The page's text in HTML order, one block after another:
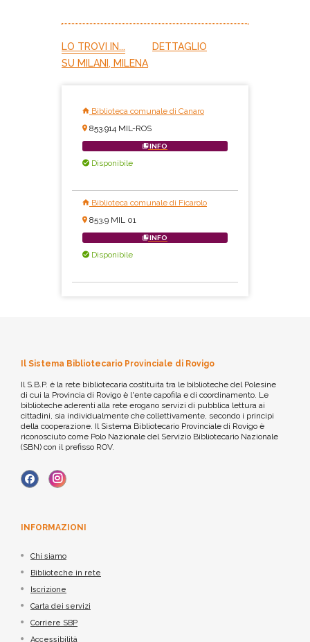
LO TROVI IN...
DETTAGLIO
SU MILANI, MILENA
Biblioteca comunale di Canaro
853.914 MIL-ROS
INFO
Disponibile
Biblioteca comunale di Ficarolo
853.9 MIL 01
INFO
Disponibile
Il Sistema Bibliotecario Provinciale di Rovigo
Il S.B.P. è la rete bibliotecaria costituita tra le biblioteche del Polesine
di cui la Provincia di Rovigo è l'ente capofila e di coordinamento. Le
biblioteche aderenti alla rete erogano servizi di pubblica lettura ai
cittadini, sia individualmente che collettivamente, secondo i principi
della cooperazione. Il Sistema Bibliotecario Provinciale di Rovigo è
riconosciuto come Polo Nazionale del Servizio Bibliotecario Nazionale
(SBN) con il prefisso ROV.
INFORMAZIONI
Chi siamo
Biblioteche in rete
Iscrizione
Carta dei servizi
Corriere SBP
Accessibilità